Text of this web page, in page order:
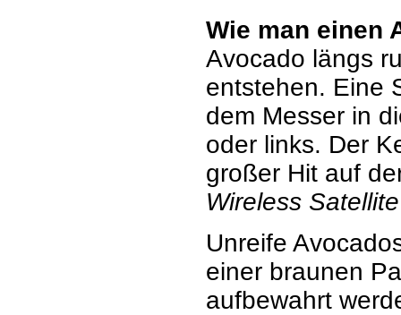
Wie man einen
Avocado längs
entstehen. Eine
dem Messer in
oder links. Der
großer Hit auf
Wireless Satellite
Unreife
einer braunen
aufbewahrt